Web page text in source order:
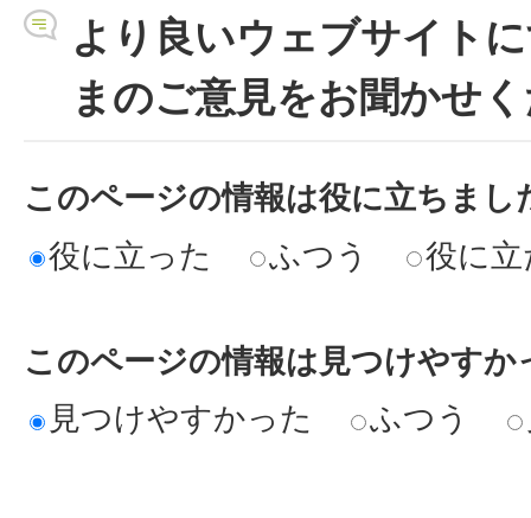
より良いウェブサイト
まのご意見をお聞かせ
このページの情報は役に立ちまし
役に立った
ふつう 役に
このページの情報は見つけやすか
見つけやすかった
ふつう